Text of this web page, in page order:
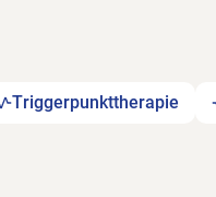
Triggerpunkttherapie